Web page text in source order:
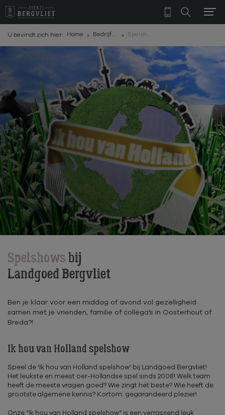
U bevindt zich hier: Home Bedrijfsuitjes Spelshows
Spelshowsbij
Landgoed Bergvliet
Ben je klaar voor een middag of avond vol gezelligheid
samen met je vrienden, familie of collega’s in Oosterhout of
Breda?!
Ik hou van Holland spelshow
Speel de 'Ik hou van Holland spelshow' bij Landgoed Bergvliet!
Het leukste en meest oer-Hollandse spel sinds 2008! Welk team
heeft de meeste vragen goed? Wie zingt het beste? Wie heeft de
grootste algemene kennis? Kortom: gegarandeerd plezier!